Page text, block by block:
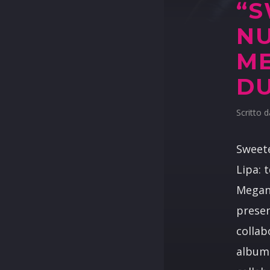
Scritto
Lipa: